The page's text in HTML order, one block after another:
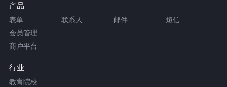
产品
表单 联系人 邮件
短信
会员管理
商户平台
行业
教育院校